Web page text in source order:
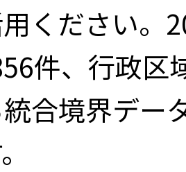
ください。
件、行政区
合境界デー